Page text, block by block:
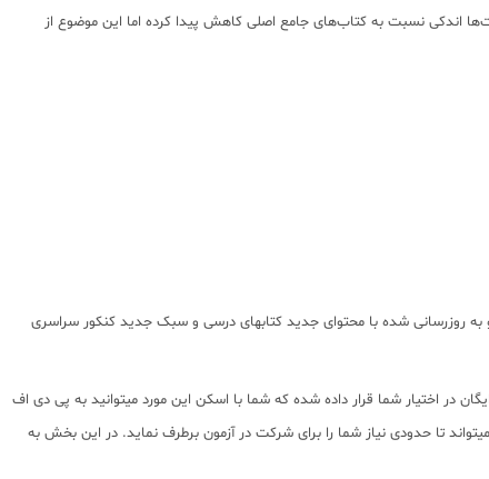
تست ها نیز استانداردهای کتابهای جامع اصلی خیلی سبز در این کتابها نیز رعایت شده است. چاپ تمامی کتابها به صورت تمام رنگی با کیفیت مناسب بوده و صرفا تعداد تست‌ها اندکی نسبت به کتاب‌‎های جامع اصلی کاهش پیدا کرده اما این موضوع از
گذشته و به روزرسانی شده با محتوای جدید کتابهای درسی و سبک جدید کنکور سراسری
در اختیار شما قرار داده شده که شما با اسکن این مورد میتوانید به پی دی اف
تا حدودی نیاز شما را برای شرکت در آزمون برطرف نماید. در این بخش به